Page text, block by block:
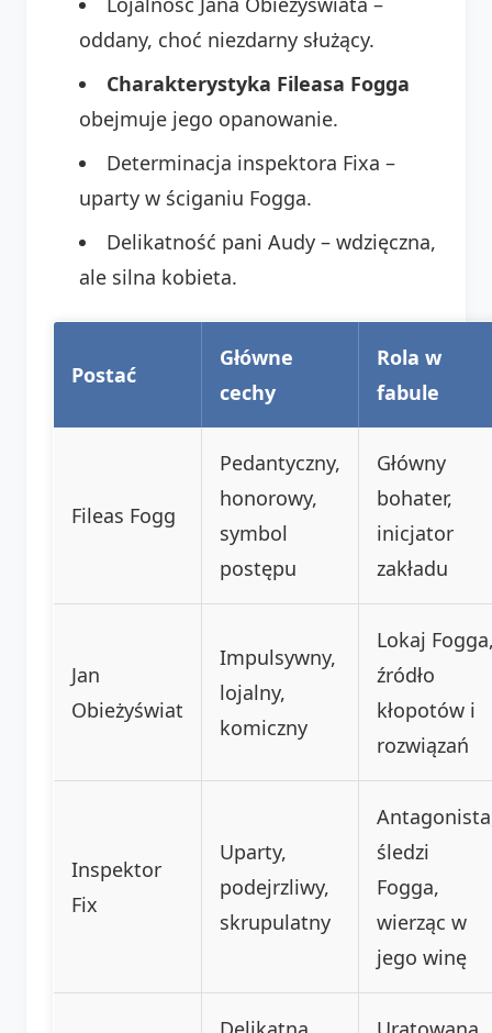
oddany, choć niezdarny służący.
Charakterystyka Fileasa Fogga
obejmuje jego opanowanie.
Determinacja inspektora Fixa –
uparty w ściganiu Fogga.
Delikatność pani Audy – wdzięczna,
ale silna kobieta.
Postać
Główne
cechy
Rola w
fabule
Fileas Fogg
Pedantyczny,
honorowy,
symbol
postępu
Główny
bohater,
inicjator
zakładu
Jan
Obieżyświat
Impulsywny,
lojalny,
komiczny
Lokaj
źródło
kłopotów i
rozwiązań
Inspektor
Fix
Uparty,
podejrzliwy,
skrupulatny
śledzi
Fogga,
wierząc w
jego winę